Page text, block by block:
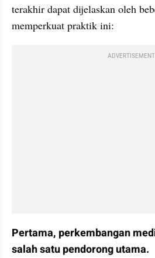
terakhir dapat dijelaskan oleh
memperkuat praktik ini:
ADVERTISEMENT
Pertama, perkembangan
salah satu pendorong utama.